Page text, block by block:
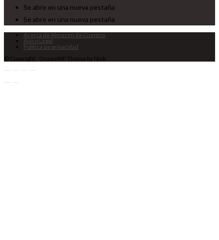
Se abre en una nueva pestaña
Se abre en una nueva pestaña
Acerca de Almacén de Cuentos
Aviso Legal
Política de privacidad
© Copyright - OceanWP Theme by Nick